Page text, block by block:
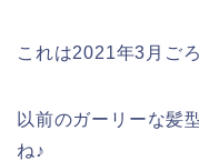
これは2021年3月ご
以前のガーリーな髪
ね♪